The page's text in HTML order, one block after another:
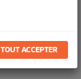
TOUT ACCEPTER